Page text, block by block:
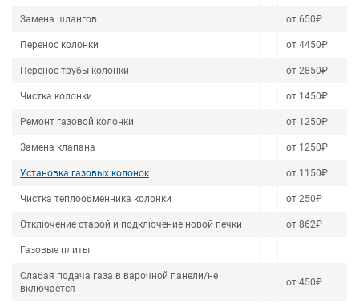
Замена шлангов от 650₽
Перенос колонки от 4450₽
Перенос трубы колонки от 2850₽
Чистка колонки от 1450₽
Ремонт газовой колонки от 1250₽
Замена клапана от 1250₽
Установка газовых колонок от 1150₽
Чистка теплообменника колонки от 250₽
Отключение старой и подключение новой печки от 862₽
Газовые плиты
Слабая подача газа в варочной панели/не
включается
от 450₽